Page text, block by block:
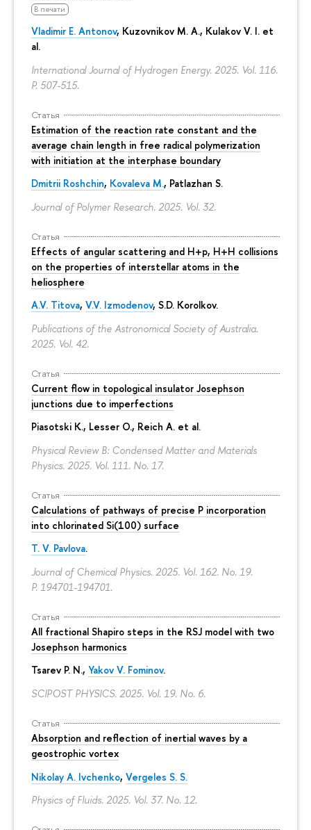
В печати
Vladimir E. Antonov, Kuzovnikov M. A., Kulakov V. I. et
al.
International Journal of Hydrogen Energy. 2025. Vol. 116.
P. 507-515.
Статья
Estimation of the reaction rate constant and the
average chain length in free radical polymerization
with initiation at the interphase boundary
Dmitrii Roshchin, Kovaleva M., Patlazhan S.
Journal of Polymer Research. 2025. Vol. 32.
Статья
Effects of angular scattering and H+p, H+H collisions
on the properties of interstellar atoms in the
heliosphere
A.V. Titova, V.V. Izmodenov, S.D. Korolkov.
Publications of the Astronomical Society of Australia.
2025. Vol. 42.
Статья
Current flow in topological insulator Josephson
junctions due to imperfections
Piasotski K., Lesser O., Reich A. et al.
Physical Review B: Condensed Matter and Materials
Physics. 2025. Vol. 111. No. 17.
Статья
Calculations of pathways of precise P incorporation
into chlorinated Si(100) surface
T. V. Pavlova.
Journal of Chemical Physics. 2025. Vol. 162. No. 19.
P. 194701-194701.
Статья
All fractional Shapiro steps in the RSJ model with two
Josephson harmonics
Tsarev P. N., Yakov V. Fominov.
SCIPOST PHYSICS. 2025. Vol. 19. No. 6.
Статья
Absorption and reflection of inertial waves by a
geostrophic vortex
Nikolay A. Ivchenko, Vergeles S. S.
Physics of Fluids. 2025. Vol. 37. No. 12.